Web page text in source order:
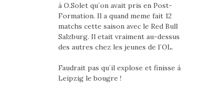
á O.Solet qu´on avait pris en Post-
Formation. Il a quand meme fait 12
matchs cette saison avec le Red Bull
Salzburg. Il etait vraiment au-dessus
des autres chez les jeunes de l´OL.
Faudrait pas qu´il explose et finisse á
Leipzig le bougre !